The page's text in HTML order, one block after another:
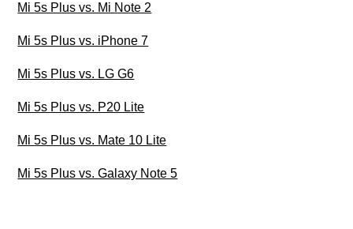
Mi 5s Plus vs. Mi Note 2
Mi 5s Plus vs. iPhone 7
Mi 5s Plus vs. LG G6
Mi 5s Plus vs. P20 Lite
Mi 5s Plus vs. Mate 10 Lite
Mi 5s Plus vs. Galaxy Note 5